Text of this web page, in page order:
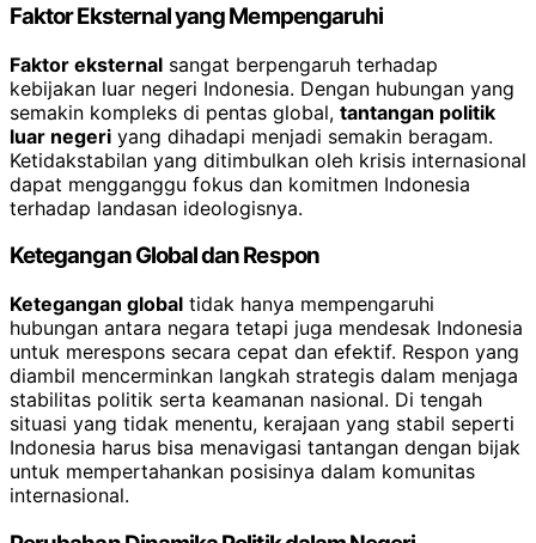
Faktor Eksternal yang Mempengaruhi
Faktor eksternal sangat berpengaruh terhadap
kebijakan luar negeri Indonesia. Dengan hubungan yang
semakin kompleks di pentas global, tantangan politik
luar negeri yang dihadapi menjadi semakin beragam.
Ketidakstabilan yang ditimbulkan oleh krisis internasional
dapat mengganggu fokus dan komitmen Indonesia
terhadap landasan ideologisnya.
Ketegangan Global dan Respon
Ketegangan global tidak hanya mempengaruhi
hubungan antara negara tetapi juga mendesak Indonesia
untuk merespons secara cepat dan efektif. Respon yang
diambil mencerminkan langkah strategis dalam menjaga
stabilitas politik serta keamanan nasional. Di tengah
situasi yang tidak menentu, kerajaan yang stabil seperti
Indonesia harus bisa menavigasi tantangan dengan bijak
untuk mempertahankan posisinya dalam komunitas
internasional.